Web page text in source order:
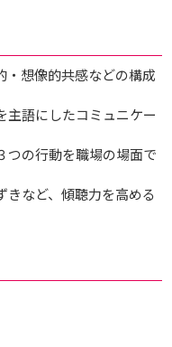
想像的共感などの構成
語にしたコミュニケー
の行動を職場の場面で
など、傾聴力を高める